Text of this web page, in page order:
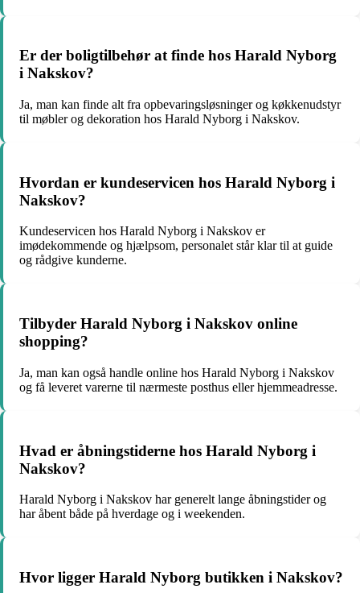
Er der boligtilbehør at finde hos Harald Nyborg
i Nakskov?
Ja, man kan finde alt fra opbevaringsløsninger og køkkenudstyr
til møbler og dekoration hos Harald Nyborg i Nakskov.
Hvordan er kundeservicen hos Harald Nyborg i
Nakskov?
Kundeservicen hos Harald Nyborg i Nakskov er
imødekommende og hjælpsom, personalet står klar til at guide
og rådgive kunderne.
Tilbyder Harald Nyborg i Nakskov online
shopping?
Ja, man kan også handle online hos Harald Nyborg i Nakskov
og få leveret varerne til nærmeste posthus eller hjemmeadresse.
Hvad er åbningstiderne hos Harald Nyborg i
Nakskov?
Harald Nyborg i Nakskov har generelt lange åbningstider og
har åbent både på hverdage og i weekenden.
Hvor ligger Harald Nyborg butikken i Nakskov?